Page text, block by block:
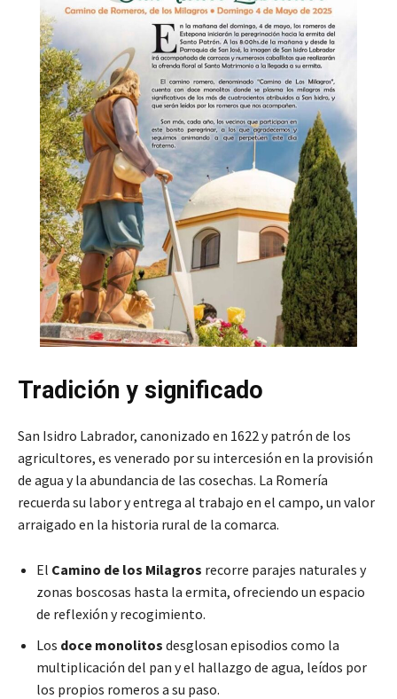
Tradición y significado
San Isidro Labrador, canonizado en 1622 y patrón de los
agricultores, es venerado por su intercesión en la provisión
de agua y la abundancia de las cosechas. La Romería
recuerda su labor y entrega al trabajo en el campo, un valor
arraigado en la historia rural de la comarca.
El Camino de los Milagros recorre parajes naturales y
zonas boscosas hasta la ermita, ofreciendo un espacio
de reflexión y recogimiento.
Los doce monolitos desglosan episodios como la
multiplicación del pan y el hallazgo de agua, leídos por
los propios romeros a su paso.